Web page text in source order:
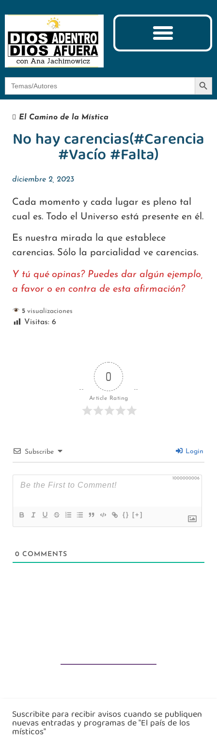
Botón
El Camino de la Mística
No hay carencias(#Carencia
#Vacío #Falta)
diciembre 2, 2023
Cada momento y cada lugar es pleno tal
cual es. Todo el Universo está presente en él.
Es nuestra mirada la que establece
carencias. Sólo la parcialidad ve carencias.
Y tú qué opinas? Puedes dar algún ejemplo,
a favor o en contra de esta afirmación?
5visualizaciones
Visitas: 6
0
Article Rating
Subscribe Login
1000000006
{} [+]
0 COMMENTS
Suscribite para recibir avisos cuando se publiquen
nuevas entradas y programas de "El país de los
místicos"